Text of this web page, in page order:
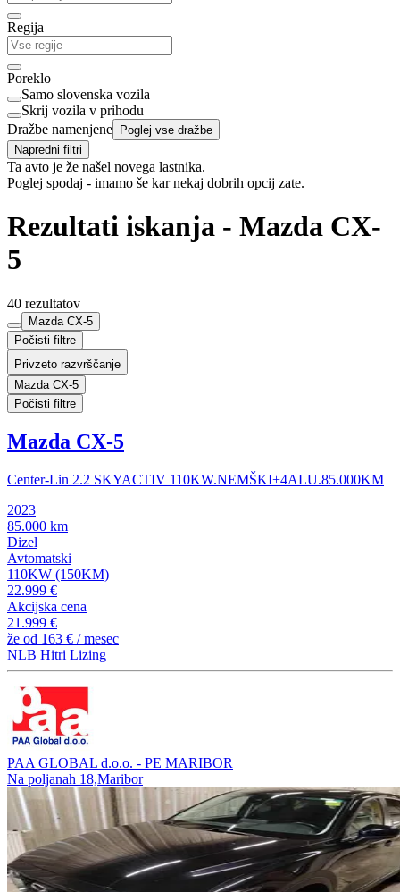
Regija
Poreklo
Samo slovenska vozila
Skrij vozila v prihodu
Dražbe namenjene Poglej vse dražbe
Napredni filtri
Ta avto je že našel novega lastnika.
Poglej spodaj - imamo še kar nekaj dobrih opcij zate.
Rezultati iskanja - Mazda CX-
5
40 rezultatov
Mazda CX-5
Počisti filtre
Privzeto razvrščanje
Mazda CX-5
Počisti filtre
Mazda CX-5
Center-Lin 2.2 SKYACTIV 110KW.NEMŠKI+4ALU.85.000KM
2023
85.000 km
Dizel
Avtomatski
110KW (150KM)
22.999 €
Akcijska cena
21.999 €
že od 163 € / mesec
NLB Hitri Lizing
PAA GLOBAL d.o.o. - PE MARIBOR
Na poljanah 18,Maribor